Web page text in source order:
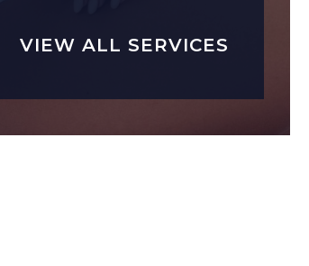
VIEW ALL SERVICES